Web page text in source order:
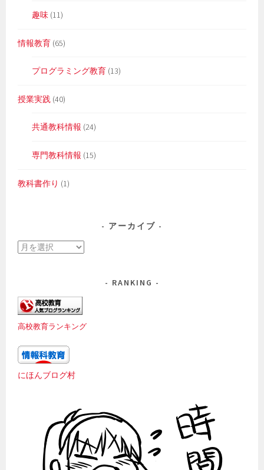
趣味 (11)
情報教育 (65)
プログラミング教育 (13)
授業実践 (40)
共通教科情報 (24)
専門教科情報 (15)
教科書作り (1)
アーカイブ
ア
ブ
RANKING
高校教育ランキング
にほんブログ村